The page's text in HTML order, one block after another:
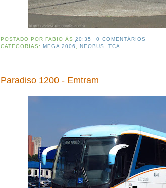
POSTADO PORFABIO ÀS20:35
0 COMENTÁRIOS
CATEGORIAS:MEGA 2006 ,NEOBUS ,TCA
Paradiso 1200 - Emtram